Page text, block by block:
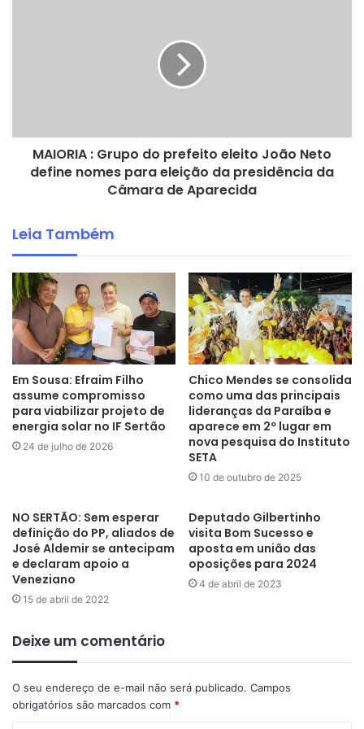
Feliz Natal e um 2021 repleto de realizações.
MAIORIA : Grupo do prefeito eleito João Neto
define nomes para eleição da presidência da
Câmara de Aparecida
Leia Também
Em Sousa: Efraim Filho
assume compromisso
para viabilizar projeto de
energia solar no IF Sertão
24 de julho de 2026
Chico Mendes se consolida
como uma das principais
lideranças da Paraíba e
aparece em 2º lugar em
nova pesquisa do Instituto
SETA
10 de outubro de 2025
NO SERTÃO: Sem esperar
definição do PP, aliados de
José Aldemir se antecipam
e declaram apoio a
Veneziano
15 de abril de 2022
Deputado Gilbertinho
visita Bom Sucesso e
aposta em união das
oposições para 2024
4 de abril de 2023
Deixe um comentário
O seu endereço de e-mail não será publicado. Campos
obrigatórios são marcados com *